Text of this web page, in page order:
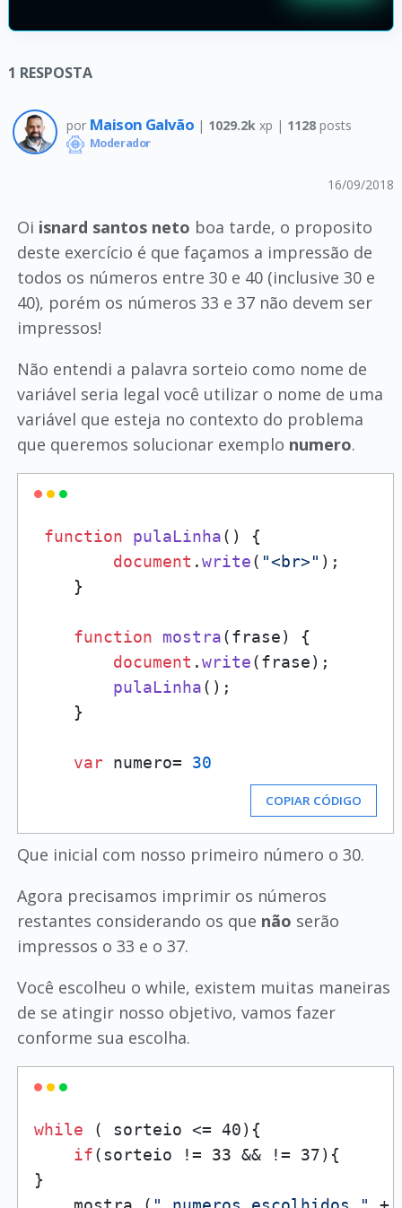
1 RESPOSTA
por Maison Galvão | 1029.2k xp | 1128posts
Moderador
16/09/2018
Oi isnard santos neto boa tarde, o proposito
deste exercício é que façamos a impressão de
todos os números entre 30 e 40 (inclusive 30 e
40), porém os números 33 e 37 não devem ser
impressos!
Não entendi a palavra sorteio como nome de
variável seria legal você utilizar o nome de uma
variável que esteja no contexto do problema
que queremos solucionar exemplo numero.
function pulaLinha( ) {
document .write( "<br>" );
    }
function mostra(frase) {
document .write(frase);
pulaLinha();
    }
var numero= 30
COPIAR CÓDIGO
Que inicial com nosso primeiro número o 30.
Agora precisamos imprimir os números
restantes considerando os que não serão
impressos o 33 e o 37.
Você escolheu o while, existem muitas maneiras
de se atingir nosso objetivo, vamos fazer
conforme sua escolha.
while ( sorteio <= 40){
if(sorteio != 33 && != 37){
}